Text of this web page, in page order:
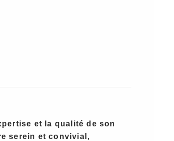
et la qualité de son
serein et convivial ,